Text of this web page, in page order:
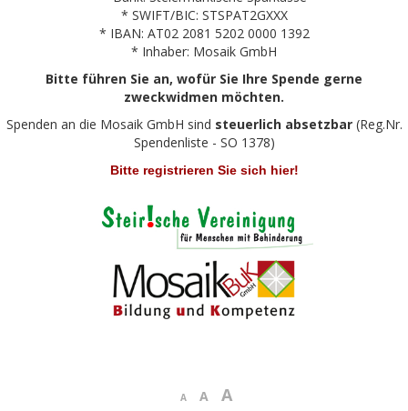
* SWIFT/BIC: STSPAT2GXXX
* IBAN: AT02 2081 5202 0000 1392
* Inhaber: Mosaik GmbH
Bitte führen Sie an, wofür Sie Ihre Spende gerne
zweckwidmen möchten.
Spenden an die Mosaik GmbH sind steuerlich absetzbar(Reg.Nr.
Spendenliste - SO 1378)
Bitte registrieren Sie sich hier!
A A A